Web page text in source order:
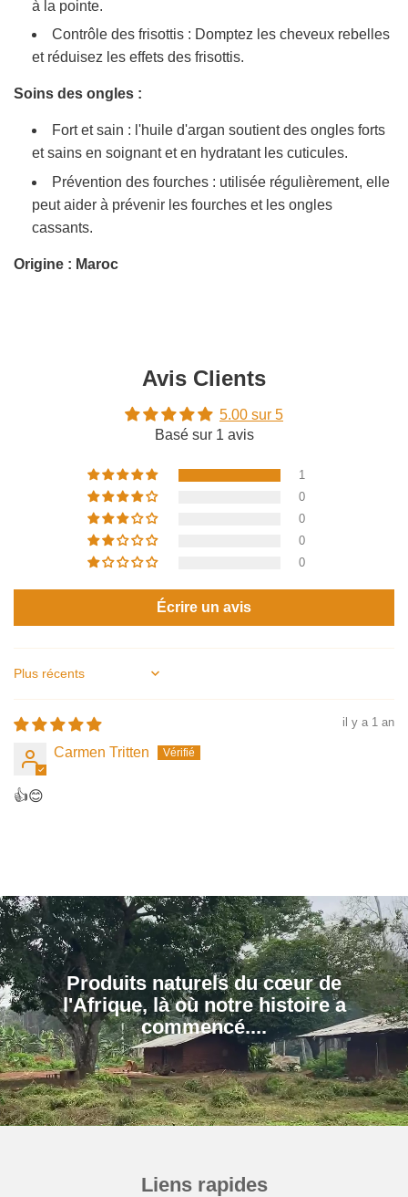
à la pointe.
Contrôle des frisottis : Domptez les cheveux rebelles
et réduisez les effets des frisottis.
Soins des ongles :
Fort et sain : l'huile d'argan soutient des ongles forts
et sains en soignant et en hydratant les cuticules.
Prévention des fourches : utilisée régulièrement, elle
peut aider à prévenir les fourches et les ongles
cassants.
Origine : Maroc
Avis Clients
5.00 sur 5
Basé sur 1 avis
1
0
0
0
0
Écrire un avis
Sort by
il y a 1 an
Carmen Tritten
👍😊
Produits naturels du cœur de
l'Afrique, là où notre histoire a
Liens rapides